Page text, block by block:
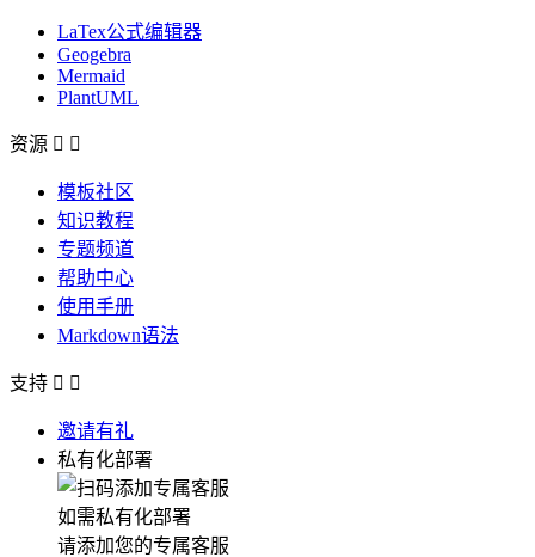
LaTex公式编辑器
Geogebra
Mermaid
PlantUML
资源  
模板社区
知识教程
专题频道
帮助中心
使用手册
Markdown语法
支持  
邀请有礼
私有化部署
如需私有化部署
请添加您的专属客服